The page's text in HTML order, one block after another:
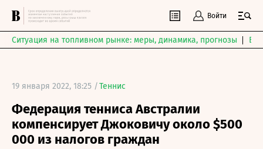
Войти
Ситуация на топливном рынке: меры, динамика, прогнозы
19 января 2022, 18:25 /Теннис
Федерация тенниса Австралии
компенсирует Джоковичу около $500
000 из налогов граждан